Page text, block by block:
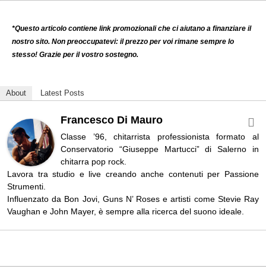
*Questo articolo contiene link promozionali che ci aiutano a finanziare il
nostro sito. Non preoccupatevi: il prezzo per voi rimane sempre lo
stesso! Grazie per il vostro sostegno.
About Latest Posts
Francesco Di Mauro
Classe ’96, chitarrista professionista formato al
Conservatorio “Giuseppe Martucci” di Salerno in
chitarra pop rock.
Lavora tra studio e live creando anche contenuti per Passione
Strumenti.
Influenzato da Bon Jovi, Guns N’ Roses e artisti come Stevie Ray
Vaughan e John Mayer, è sempre alla ricerca del suono ideale.